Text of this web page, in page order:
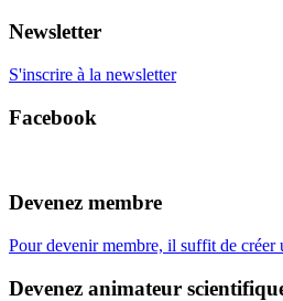
Newsletter
S'inscrire à la newsletter
Facebook
Devenez membre
Pour devenir membre, il suffit de créer
Devenez animateur